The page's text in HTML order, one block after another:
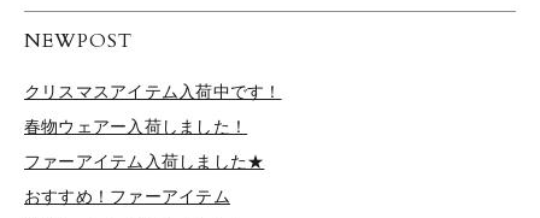
NEWPOST
クリスマスアイテム入荷中です！
春物ウェアー入荷しました！
ファーアイテム入荷しました★
おすすめ！ファーアイテム